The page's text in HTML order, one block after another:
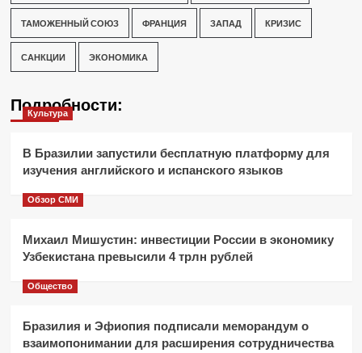
ТАМОЖЕННЫЙ СОЮЗ ФРАНЦИЯ ЗАПАД КРИЗИС
САНКЦИИ ЭКОНОМИКА
Подробности:
Культура
В Бразилии запустили бесплатную платформу для
изучения английского и испанского языков
Обзор СМИ
Михаил Мишустин: инвестиции России в экономику
Узбекистана превысили 4 трлн рублей
Общество
Бразилия и Эфиопия подписали меморандум о
взаимопонимании для расширения сотрудничества